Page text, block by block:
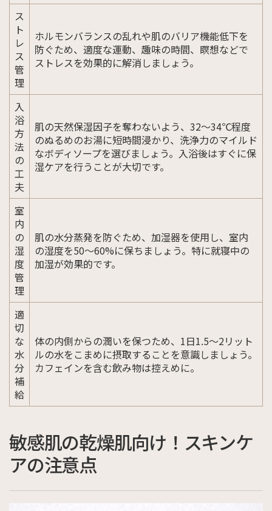
ス
ト
レ
ス
管
理
ホルモンバランスの乱れや肌のバリア機能低下を
防ぐため、適度な運動、趣味の時間、瞑想などで
ストレスを効果的に解消しましょう。
入
浴
方
法
の
工
夫
肌の天然保湿因子を奪わないよう、32〜34℃程度
のぬるめのお湯に短時間浸かり、洗浄力のマイルド
なボディソープを選びましょう。入浴後はすぐに保
湿ケアを行うことが大切です。
室
内
の
湿
度
管
理
肌の水分蒸発を防ぐため、加湿器を使用し、室内
の湿度を50〜60%に保ちましょう。特に就寝中の
加湿が効果的です。
適
切
な
水
分
補
給
体の内側からの潤いを保つため、1日1.5〜2リット
ルの水をこまめに摂取することを意識しましょう。
カフェインを含む飲み物は控えめに。
敏感肌の乾燥肌向け！スキンケ
アの注意点